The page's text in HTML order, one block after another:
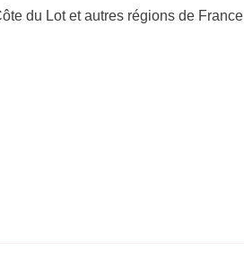
du Lot et autres régions de France